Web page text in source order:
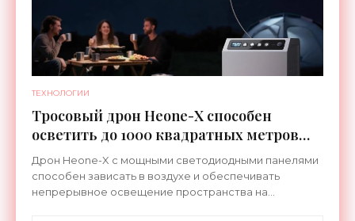
ТЕХНОЛОГИИ
Тросовый дрон Heone-X способен
осветить до 1000 квадратных метров
земли - «Беспилотники»
Дрон Heone-X с мощными светодиодными панелями
способен зависать в воздухе и обеспечивать
непрерывное освещение пространства на